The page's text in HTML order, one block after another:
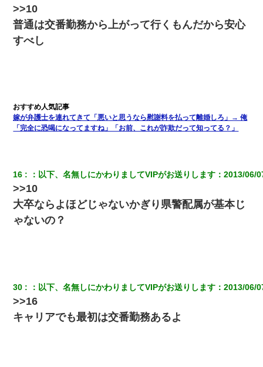
22歳の頃、父に36歳の男性とお見合いをしてくれと頼まれた。父
の親会社の経営者の息子さんだったので、父も喜んで私の写真を
送ったんだが→
嫁に不倫されたから嫁と不倫相手に1000万の慰謝料請求した
彼女にプロポーズしてOK貰った俺、告げられた結婚条件にブチ切
れて無事婚約破棄・・・
新築の家で。クラクラするくらいの「白粉の匂い」が鼻につくも
嫁＆娘「そんな匂いしない…」ある日、友人奥「素敵なアンティ
い」→離婚後、娘と実家で生活してると…
>>10
普通は交番勤務から上がって行くもんだから安心
すべし
嫁が弁護士を連れてきて「悪いと思うなら慰謝料を払って離婚しろ」→ 俺
「完全に恐喝になってますね」「お前、これが詐欺だって知ってる？」
16 ： 以下、名無しにかわりましてVIPがお送りします ：2013/06/
>>10
大卒ならよほどじゃないかぎり県警配属が基本じ
ゃないの？
30 ： 以下、名無しにかわりましてVIPがお送りします ：2013/06/
>>16
キャリアでも最初は交番勤務あるよ